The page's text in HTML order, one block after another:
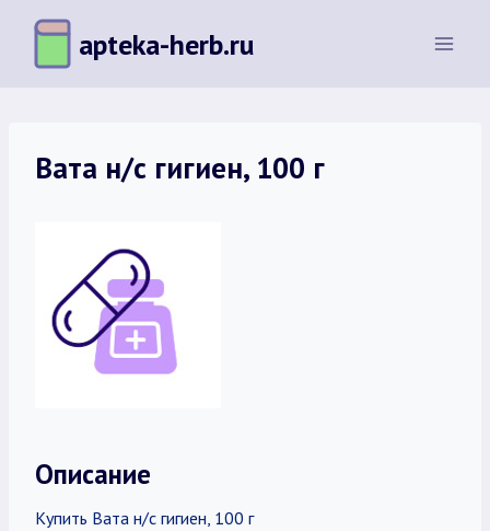
Перейти
содержимому
apteka-herb.ru
Вата н/с гигиен, 100 г
Описание
Купить Вата н/с гигиен, 100 г